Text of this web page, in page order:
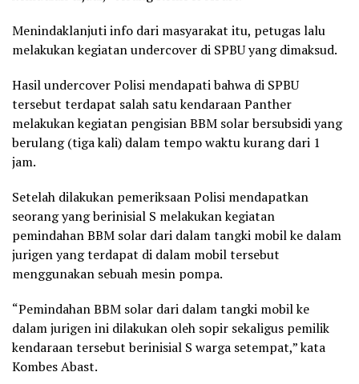
Menindaklanjuti info dari masyarakat itu, petugas lalu
melakukan kegiatan undercover di SPBU yang dimaksud.
Hasil undercover Polisi mendapati bahwa di SPBU
tersebut terdapat salah satu kendaraan Panther
melakukan kegiatan pengisian BBM solar bersubsidi yang
berulang (tiga kali) dalam tempo waktu kurang dari 1
jam.
Setelah dilakukan pemeriksaan Polisi mendapatkan
seorang yang berinisial S melakukan kegiatan
pemindahan BBM solar dari dalam tangki mobil ke dalam
jurigen yang terdapat di dalam mobil tersebut
menggunakan sebuah mesin pompa.
“Pemindahan BBM solar dari dalam tangki mobil ke
dalam jurigen ini dilakukan oleh sopir sekaligus pemilik
kendaraan tersebut berinisial S warga setempat,” kata
Kombes Abast.